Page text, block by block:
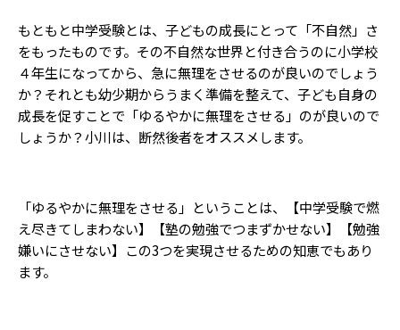
もともと中学受験とは、子どもの成長にとって「不自然」さ
をもったものです。その不自然な世界と付き合うのに小学校
４年生になってから、急に無理をさせるのが良いのでしょう
か？それとも幼少期からうまく準備を整えて、子ども自身の
成長を促すことで「ゆるやかに無理をさせる」のが良いので
しょうか？小川は、断然後者をオススメします。
「ゆるやかに無理をさせる」ということは、【中学受験で燃
え尽きてしまわない】【塾の勉強でつまずかせない】【勉強
嫌いにさせない】この3つを実現させるための知恵でもあり
ます。